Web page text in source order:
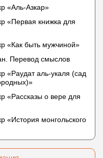
«Аль-Азкар»
«Первая книжка для
«Как быть мужчиной»
Перевод смыслов
«Раудат аль-укаля (cад
«Рассказы о вере для
«История монгольского